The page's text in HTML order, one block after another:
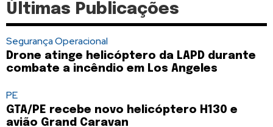
Últimas Publicações
Segurança Operacional
Drone atinge helicóptero da LAPD durante
combate a incêndio em Los Angeles
PE
GTA/PE recebe novo helicóptero H130 e
avião Grand Caravan